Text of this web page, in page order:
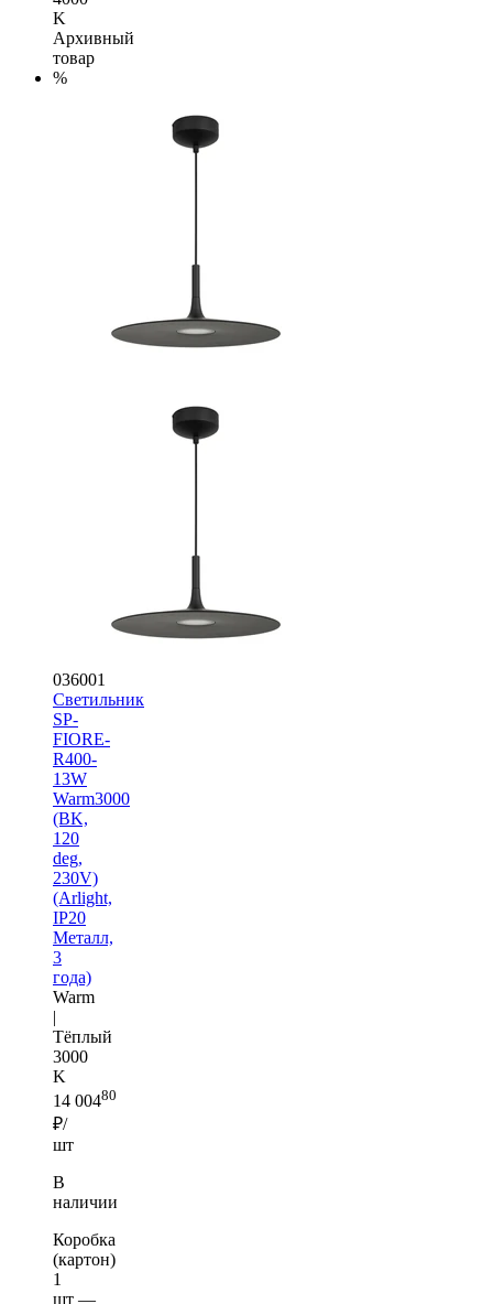
K
Архивный
товар
%
036001
Светильник
SP-
FIORE-
R400-
13W
Warm3000
(BK,
120
deg,
230V)
(Arlight,
IP20
Металл,
3
года)
Warm
|
Тёплый
3000
K
14 00480
₽/
шт
В
наличии
Коробка
(картон)
1
шт —